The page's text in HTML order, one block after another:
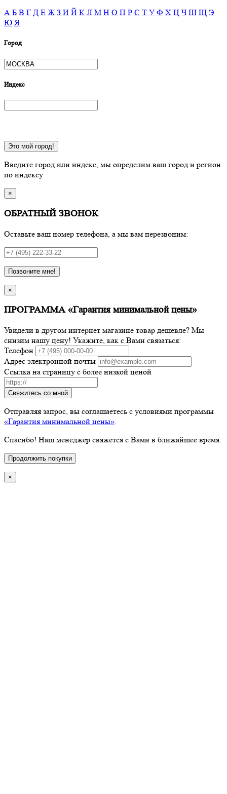
А Б В Г Д Е Ж З И Й К Л М Н О П Р С Т У Ф Х Ц Ч Ш Щ Э
Ю Я
Город
Индекс
Это мой город!
Введите город или индекс, мы определим ваш город и регион
по индексу
×
ОБРАТНЫЙ ЗВОНОК
Оставьте ваш номер телефона, а мы вам перезвоним:
Позвоните мне!
×
ПРОГРАММА «Гарантия минимальной цены»
Увидели в другом интернет магазине товар дешевле? Мы
снизим нашу цену! Укажите, как с Вами связаться:
Телефон
Адрес электронной почты
Ссылка на страницу с более низкой ценой
Свяжитесь со мной
Отправляя запрос, вы соглашаетесь с условиями программы
«Гарантия минимальной цены».
Спасибо! Наш менеджер свяжется с Вами в ближайшее время.
Продолжить покупки
×